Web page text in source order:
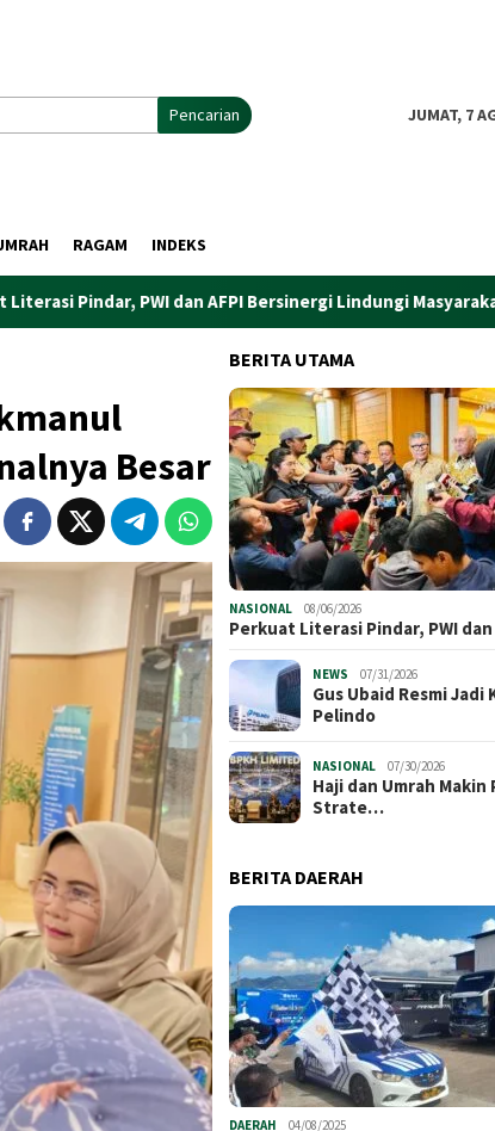
Pencarian JUMAT, 7
RAGAM INDEKS
PWI dan AFPI Bersinergi Lindungi Masyarakat dari
Besar
BERITA UTAMA
NASIONAL 08/06/2026
Perkuat Literasi Pindar, PWI
NEWS 07/31/2026
​Gus Ubaid Resmi Jadi
Pelindo
NASIONAL 07/30/2026
Haji dan Umrah Makin
Strate…
BERITA DAERAH
DAERAH 04/08/2025